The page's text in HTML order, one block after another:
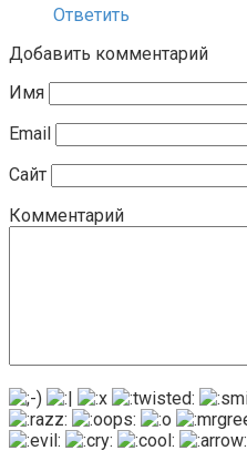
Ответить
Добавить комментарий
Имя
Email
Сайт
Комментарий